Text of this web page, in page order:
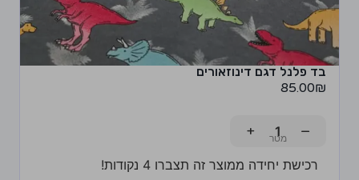
בד פלנל דגם דינוזאורים
85.00₪
−
+
רכישת יחידה ממוצר זה תצברו 4 נקודות!